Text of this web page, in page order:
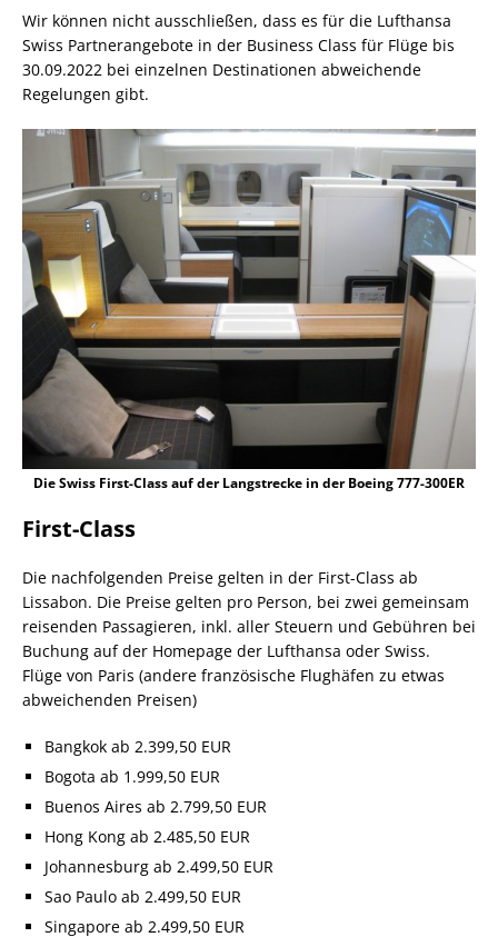
Wir können nicht ausschließen, dass es für die Lufthansa
Swiss Partnerangebote in der Business Class für Flüge bis
30.09.2022 bei einzelnen Destinationen abweichende
Regelungen gibt.
Die Swiss First-Class auf der Langstrecke in der Boeing 777-300ER
First-Class
Die nachfolgenden Preise gelten in der First-Class ab
Lissabon. Die Preise gelten pro Person, bei zwei gemeinsam
reisenden Passagieren, inkl. aller Steuern und Gebühren bei
Buchung auf der Homepage der Lufthansa oder Swiss.
Flüge von Paris (andere französische Flughäfen zu etwas
abweichenden Preisen)
Bangkok ab 2.399,50 EUR
Bogota ab 1.999,50 EUR
Buenos Aires ab 2.799,50 EUR
Hong Kong ab 2.485,50 EUR
Johannesburg ab 2.499,50 EUR
Sao Paulo ab 2.499,50 EUR
Singapore ab 2.499,50 EUR